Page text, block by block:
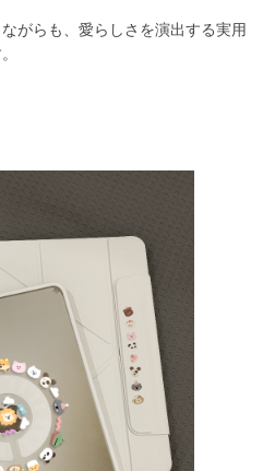
がらも、愛らしさを演出する実用